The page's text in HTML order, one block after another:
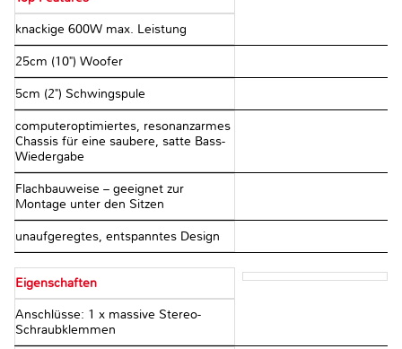
knackige 600W max. Leistung
25cm (10") Woofer
5cm (2") Schwingspule
computeroptimiertes, resonanzarmes
Chassis für eine saubere, satte Bass-
Wiedergabe
Flachbauweise – geeignet zur
Montage unter den Sitzen
unaufgeregtes, entspanntes Design
Eigenschaften
Anschlüsse: 1 x massive Stereo-
Schraubklemmen